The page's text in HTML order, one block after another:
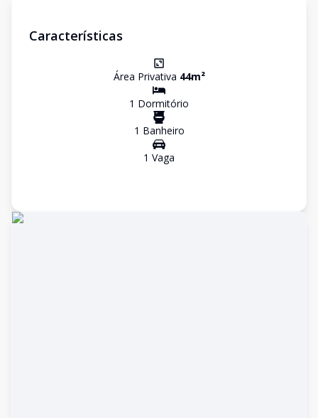
Características
Área Privativa 44m²
1 Dormitório
1 Banheiro
1 Vaga